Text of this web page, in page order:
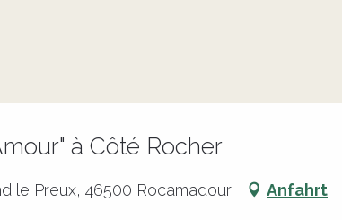
à Côté Rocher
le Preux, 46500 Rocamadour Anfahrt